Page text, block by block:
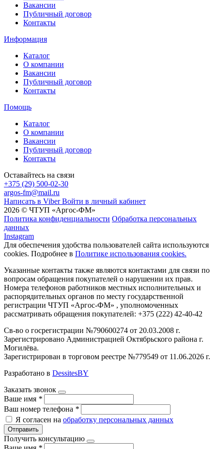
Вакансии
Публичный договор
Контакты
Информация
Каталог
О компании
Вакансии
Публичный договор
Контакты
Помощь
Каталог
О компании
Вакансии
Публичный договор
Контакты
Оставайтесь на связи
+375 (29) 500-02-30
argos-fm@mail.ru
Написать в Viber Войти в личный кабинет
2026 © ЧТУП «Аргос-ФМ»
Политика конфиденциальности Обработка персональных
данных
Instagram
Для обеспечения удобства пользователей сайта используются
cookies. Подробнее в Политике использования cookies.
Указанные контакты также являются контактами для связи по
вопросам обращения покупателей о нарушении их прав.
Номера телефонов работников местных исполнительных и
распорядительных органов по месту государственной
регистрации ЧТУП «Аргос-ФМ» , уполномоченных
рассматривать обращения покупателей: +375 (222) 42-40-42
Св-во о госрегистрации №790600274 от 20.03.2008 г.
Зарегистрировано Администрацией Октябрьского района г.
Могилёва.
Зарегистрирован в торговом реестре №779549 от 11.06.2026 г.
Разработано в DessitesBY
Заказать звонок
Ваше имя *
Ваш номер телефона *
Я согласен на обработку персональных данных
Отправить
Получить консультацию